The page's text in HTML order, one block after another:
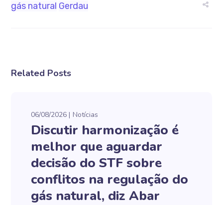
gás natural Gerdau
Related Posts
06/08/2026 Notícias
Discutir harmonização é
melhor que aguardar
decisão do STF sobre
conflitos na regulação do
gás natural, diz Abar